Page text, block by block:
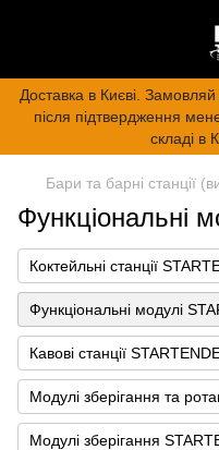
Доставка в Києві.
після підтвердження
складі в
Бари та барні станції
Функціональні
Коктейльні станції
Функціональні модулі
Кавові станції
Модулі зберігання та
Модулі зберігання